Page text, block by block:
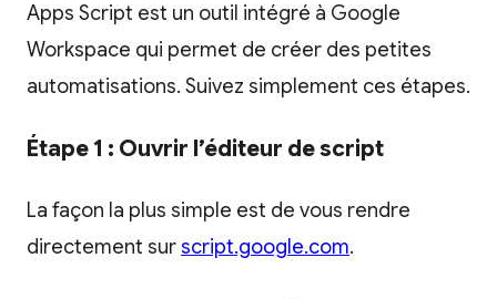
Apps Script est un outil intégré à Google
Workspace qui permet de créer des petites
automatisations. Suivez simplement ces étapes.
Étape 1 : Ouvrir l’éditeur de script
La façon la plus simple est de vous rendre
directement surscript.google.com.